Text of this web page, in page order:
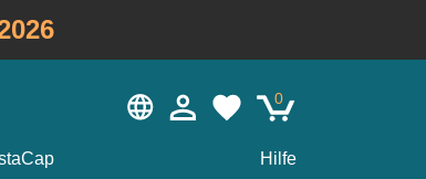
0
Hilfe